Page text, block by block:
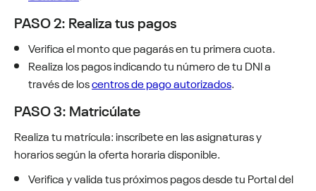
PASO 2: Realiza tus pagos
Verifica el monto que pagarás en tu primera cuota.
Realiza los pagos indicando tu número de tu DNI a
través de loscentros de pago autorizados.
PASO 3: Matricúlate
Realiza tu matrícula: inscríbete en las asignaturas y
horarios según la oferta horaria disponible.
Verifica y valida tus próximos pagos desde tu Portal del